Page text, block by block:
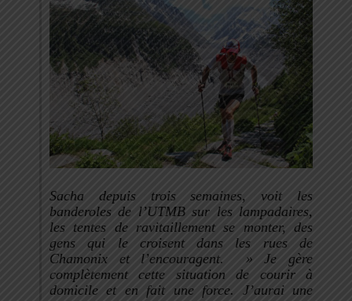
Sacha depuis trois semaines, voit les
banderoles de l’UTMB sur les lampadaires,
les tentes de ravitaillement se monter, des
gens qui le croisent dans les rues de
Chamonix et l’encouragent.
» Je gère
complètement cette situation de courir à
domicile et en fait une force. J’aurai une